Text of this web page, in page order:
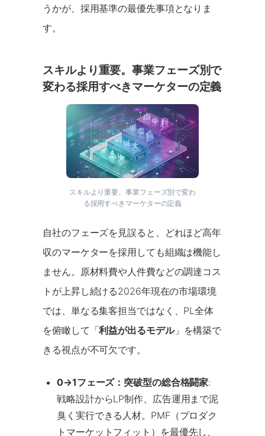
うかが、採用基準の最優先事項となりま
す。
スキルより重要。事業フェーズ別で
変わる採用すべきマーケターの定義
スキルより重要。事業フェーズ別で変わ
る採用すべきマーケターの定義
自社のフェーズを見誤ると、どれほど高年
収のマーケターを採用しても組織は機能し
ません。原材料費や人件費などの調達コス
トが上昇し続ける2026年現在の市場環境
では、単なる集客担当ではなく、PL全体
を俯瞰して「利益が出るモデル」を構築で
きる視点が不可欠です。
0→1フェーズ：突破型の総合格闘家:
戦略設計からLP制作、広告運用まで泥
臭く実行できる人材。PMF（プロダク
トマーケットフィット）を最優先し、